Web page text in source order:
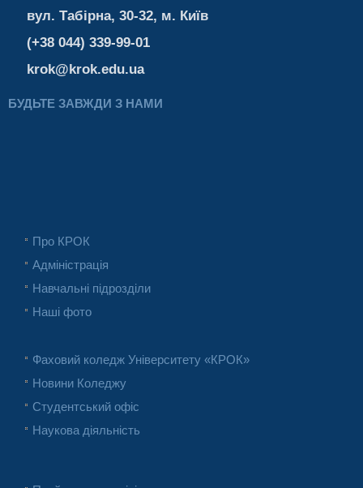
вул. Табірна, 30-32, м. Київ
(+38 044) 339-99-01
krok@krok.edu.ua
БУДЬТЕ ЗАВЖДИ З НАМИ
Про КРОК
Адміністрація
Навчальні підрозділи
Наші фото
Фаховий коледж Університету «КРОК»
Новини Коледжу
Студентський офіс
Наукова діяльність